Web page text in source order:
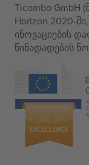
Ticombo GmbH
Horizon 2020-
ინოვაციების
წინადადების